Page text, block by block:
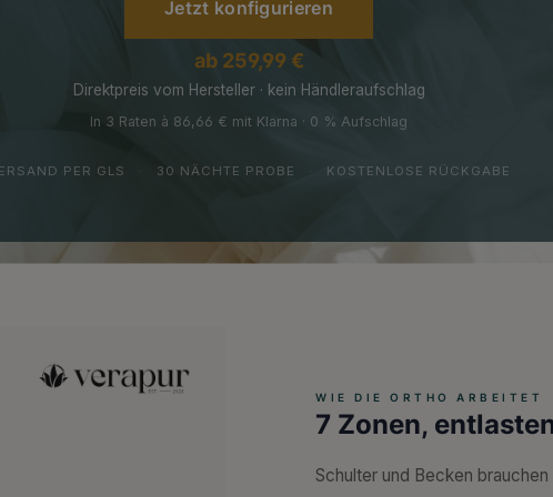
Jetzt konfigurieren
ab 259,99 €
Direktpreis vom Hersteller · kein Händleraufschlag
In 3 Raten à 86,66 € mit Klarna · 0 % Aufschlag
PER GLS · 30 NÄCHTE PROBE · KOSTENLOSE RÜCKGABE
WIE DIE ORTHO ARBEITET
7 Zonen,
Schulter und Becken